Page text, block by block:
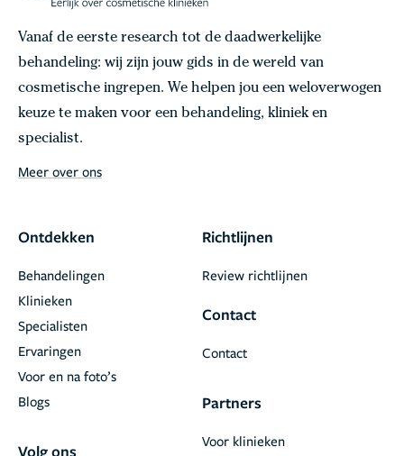
Vanaf de eerste research tot de daadwerkelijke
behandeling: wij zijn jouw gids in de wereld van
cosmetische ingrepen. We helpen jou een weloverwogen
keuze te maken voor een behandeling, kliniek en
specialist.
Meer over ons
Ontdekken
Behandelingen
Klinieken
Specialisten
Ervaringen
Voor en na foto’s
Blogs
Volg ons
Richtlijnen
Review richtlijnen
Contact
Contact
Partners
Voor klinieken